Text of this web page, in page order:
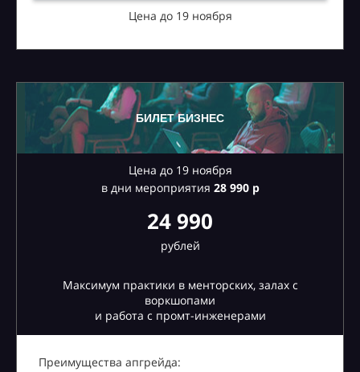
Цена до 19 ноября
БИЛЕТ БИЗНЕС
Цена до 19 ноября
в дни мероприятия 28990 р
24 990
рублей
Максимум практики в менторских, залах с
воркшопами
и работа с промт-инженерами
Преимущества апгрейда: